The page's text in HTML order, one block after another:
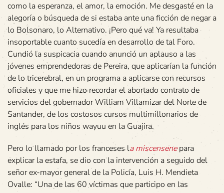
como la esperanza, el amor, la emoción. Me desgasté en la
alegoría o búsqueda de si estaba ante una ficción de negar a
lo Bolsonaro, lo Alternativo. ¡Pero qué va! Ya resultaba
insoportable cuanto sucedía en desarrollo de tal Foro.
Cundió la suspicacia cuando anunció un aplauso a las
jóvenes emprendedoras de Pereira, que aplicarían la función
de lo tricerebral, en un programa a aplicarse con recursos
oficiales y que me hizo recordar el abortado contrato de
servicios del gobernador William Villamizar del Norte de
Santander, de los costosos cursos multimillonarios de
inglés para los niños wayuu en la Guajira.
Pero lo llamado por los franceses la miscensenepara
explicar la estafa, se dio con la intervención a seguido del
señor ex-mayor general de la Policía, Luis H. Mendieta
Ovalle: “Una de las 60 víctimas que participo en las